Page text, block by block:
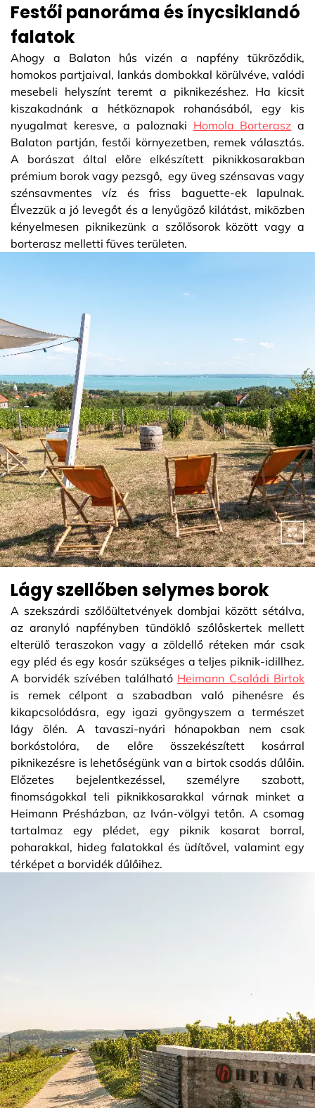
Festői panoráma és ínycsiklandó
falatok
Ahogy a Balaton hűs vizén a napfény tükröződik,
homokos partjaival, lankás dombokkal körülvéve, valódi
mesebeli helyszínt teremt a piknikezéshez. Ha kicsit
kiszakadnánk a hétköznapok rohanásából, egy kis
nyugalmat keresve, a paloznaki Homola Borterasz a
Balaton partján, festői környezetben, remek választás.
A borászat által előre elkészített piknikkosarakban
prémium borok vagy pezsgő, egy üveg szénsavas vagy
szénsavmentes víz és friss baguette-ek lapulnak.
Élvezzük a jó levegőt és a lenyűgöző kilátást, miközben
kényelmesen piknikezünk a szőlősorok között vagy a
borterasz melletti füves területen.
Lágy szellőben selymes borok
A szekszárdi szőlőültetvények dombjai között sétálva,
az aranyló napfényben tündöklő szőlőskertek mellett
elterülő teraszokon vagy a zöldellő réteken már csak
egy pléd és egy kosár szükséges a teljes piknik-idillhez.
A borvidék szívében található Heimann Családi Birtok
is remek célpont a szabadban való pihenésre és
kikapcsolódásra, egy igazi gyöngyszem a természet
lágy ölén. A tavaszi-nyári hónapokban nem csak
borkóstolóra, de előre összekészített kosárral
piknikezésre is lehetőségünk van a birtok csodás dűlőin.
Előzetes bejelentkezéssel, személyre szabott,
finomságokkal teli piknikkosarakkal várnak minket a
Heimann Présházban, az Iván-völgyi tetőn. A csomag
tartalmaz egy plédet, egy piknik kosarat borral,
poharakkal, hideg falatokkal és üdítővel, valamint egy
térképet a borvidék dűlőihez.